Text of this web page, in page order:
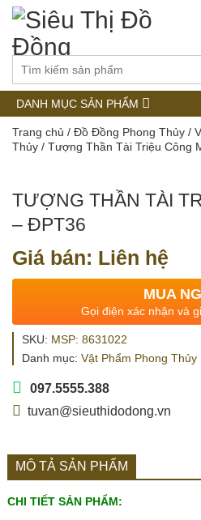
DANH MỤC SẢN PHẨM
Trang chủ / Đồ Đồng Phong Thủy /
Thủy / Tượng Thần Tài Triệu Công
TƯỢNG THẦN TÀI
– ĐPT36
Giá bán: Liên hệ
MUA
Gọi điện xác nhận và
SKU: MSP: 8631022
Danh mục: Vật Phẩm Phong Thủy
097.5555.388
tuvan@sieuthidodong.vn
MÔ TẢ SẢN PHẨM
CHI TIẾT SẢN PHẨM: